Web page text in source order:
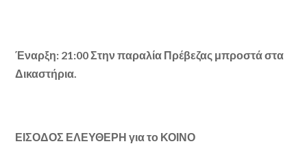
Έναρξη: 21:00 Στην παραλία Πρέβεζας μπροστά στα
Δικαστήρια.
ΕΙΣΟΔΟΣ ΕΛΕΥΘΕΡΗ για το ΚΟΙΝΟ